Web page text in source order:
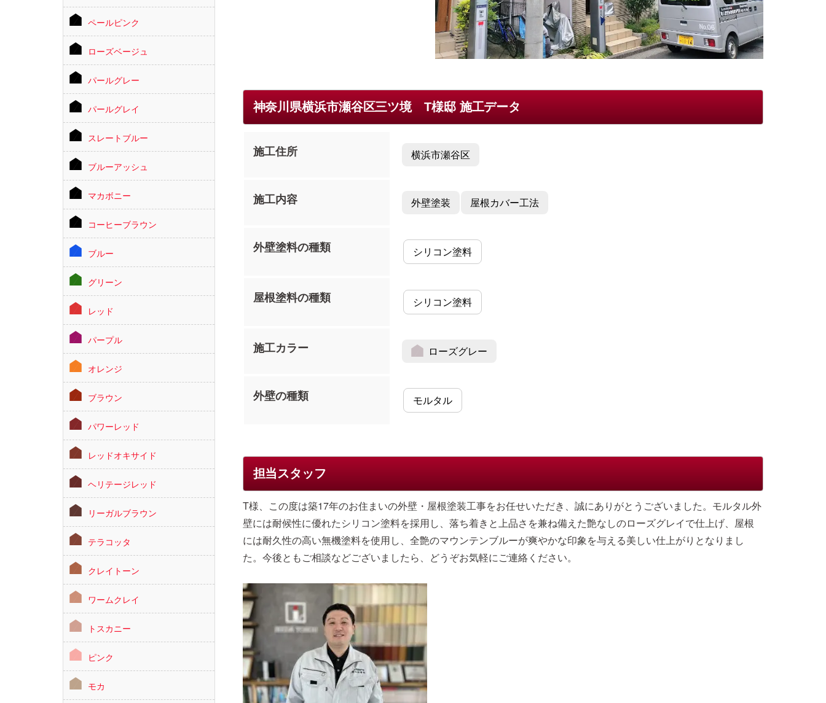
神奈川県横浜市瀬谷区三ツ境 T様邸 施工データ
施工住所 横浜市瀬谷区
施工内容 外壁塗装 屋根カバー工法
外壁塗料の種類 シリコン塗料
屋根塗料の種類 シリコン塗料
施工カラー ローズグレー
外壁の種類 モルタル
担当スタッフ
T様、この度は築17年のお住まいの外壁・屋根塗装工事をお任せいただき、誠にありがとうございました。モルタル外
壁には耐候性に優れたシリコン塗料を採用し、落ち着きと上品さを兼ね備えた艶なしのローズグレイで仕上げ、屋根
には耐久性の高い無機塗料を使用し、全艶のマウンテンブルーが爽やかな印象を与える美しい仕上がりとなりまし
た。今後ともご相談などございましたら、どうぞお気軽にご連絡ください。
ペールピンク
ローズベージュ
パールグレー
パールグレイ
スレートブルー
ブルーアッシュ
マカボニー
コーヒーブラウン
ブルー
グリーン
レッド
パープル
オレンジ
ブラウン
パワーレッド
レッドオキサイド
ヘリテージレッド
リーガルブラウン
テラコッタ
クレイトーン
ワームクレイ
トスカニー
ピンク
モカ